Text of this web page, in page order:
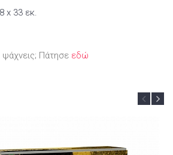
x 33 εκ.
Πάτησε εδώ